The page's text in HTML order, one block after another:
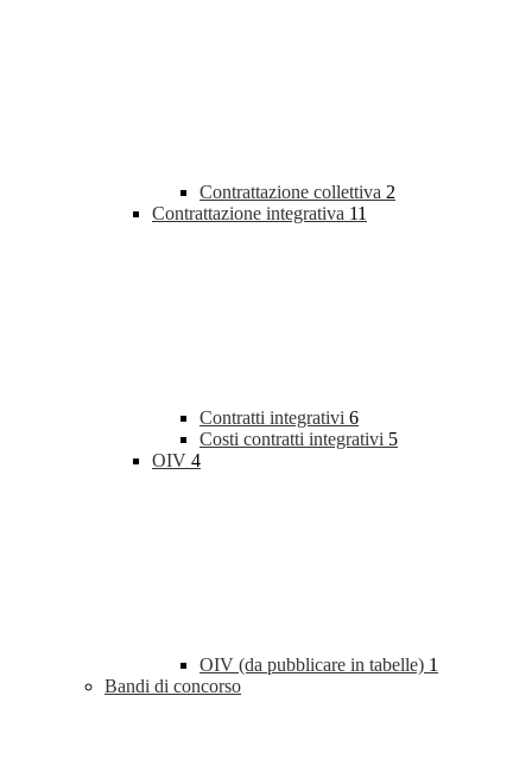
Contrattazione collettiva 2
Contrattazione integrativa 11
Contratti integrativi 6
Costi contratti integrativi 5
OIV 4
OIV (da pubblicare in tabelle) 1
Bandi di concorso